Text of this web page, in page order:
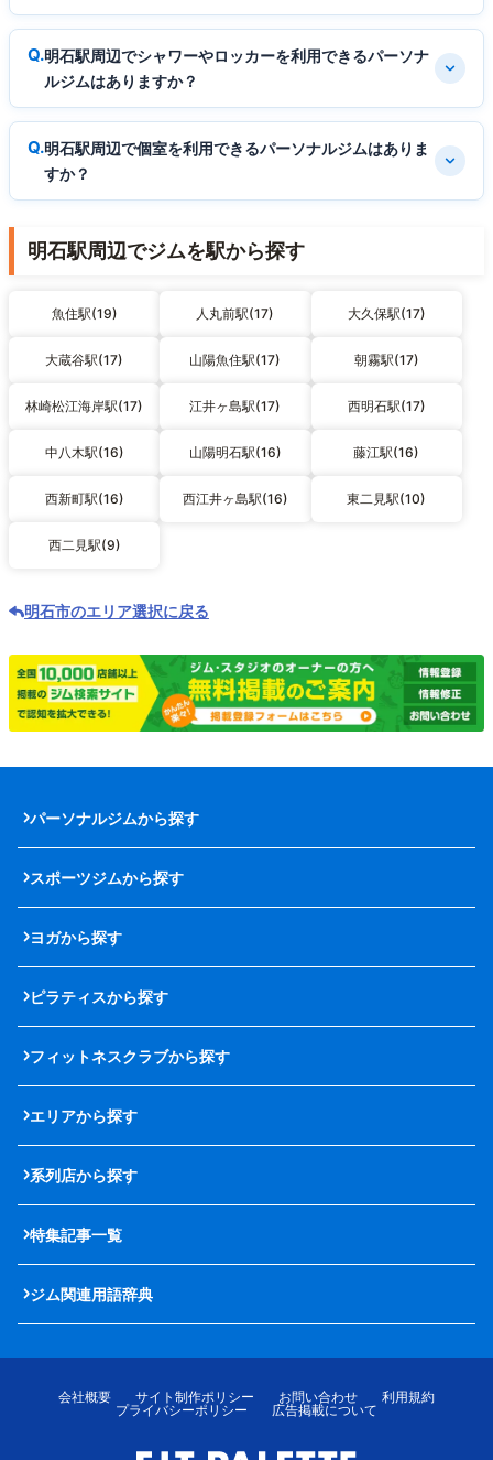
明石駅周辺でシャワーやロッカーを利用できるパーソナ
ルジムはありますか？
明石駅周辺で個室を利用できるパーソナルジムはありま
すか？
明石駅周辺でジムを駅から探す
魚住駅(19) 人丸前駅(17) 大久保駅(17)
大蔵谷駅(17) 山陽魚住駅(17) 朝霧駅(17)
林崎松江海岸駅(17) 江井ヶ島駅(17) 西明石駅(17)
中八木駅(16) 山陽明石駅(16) 藤江駅(16)
西新町駅(16) 西江井ヶ島駅(16) 東二見駅(10)
西二見駅(9)
明石市のエリア選択に戻る
パーソナルジムから探す
スポーツジムから探す
ヨガから探す
ピラティスから探す
フィットネスクラブから探す
エリアから探す
系列店から探す
特集記事一覧
ジム関連用語辞典
会社概要 サイト制作ポリシー お問い合わせ
利用規約
プライバシーポリシー
広告掲載について